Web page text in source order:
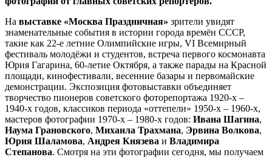
На выставке «Москва Праздничная» зрители увидят
знаменательные события в истории города времён СССР,
такие как 22-е летние Олимпийские игры, VI Всемирный
фестиваль молодёжи и студентов, встреча первого космонавта
Юрия Гагарина, 60-летие Октября, а также парады на Красной
площади, кинофестивали, весенние базары и первомайские
демонстрации. Экспозиция фотовыставки объединяет
творчество пионеров советского фоторепортажа 1920-х –
1940-х годов, классиков периода «оттепели» 1950-х – 1960-х,
мастеров фотографии 1970-х – 1980-х годов: Ивана Шагина,
Наума Грановского, Михаила Трахмана, Эрвина Волкова,
Юрия Шаламова, Андрея Князева и Владимира
Степанова. Смотря на эти фотографии сегодня, мы получаем